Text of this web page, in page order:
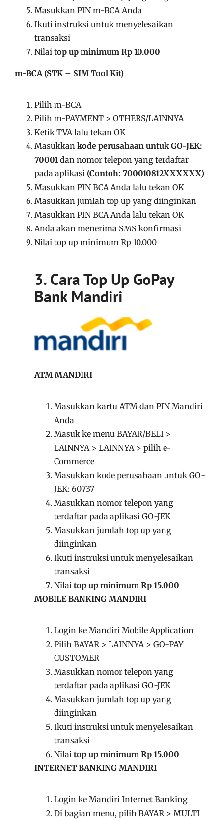
Masukkan PIN m-BCA Anda
Ikuti instruksi untuk menyelesaikan
transaksi
Nilai top up minimum Rp 10.000
m-BCA (STK – SIM Tool Kit)
Pilih m-BCA
Pilih m-PAYMENT > OTHERS/LAINNYA
Ketik TVA lalu tekan OK
Masukkan kode perusahaan untuk GO-JEK:
70001 dan nomor telepon yang terdaftar
pada aplikasi (Contoh: 700010812XXXXXX)
Masukkan PIN BCA Anda lalu tekan OK
Masukkan jumlah top up yang diinginkan
Masukkan PIN BCA Anda lalu tekan OK
Anda akan menerima SMS konfirmasi
Nilai top up minimum Rp 10.000
3. Cara Top Up GoPay
Bank Mandiri
ATM MANDIRI
Masukkan kartu ATM dan PIN Mandiri
Anda
Masuk ke menu BAYAR/BELI >
LAINNYA > LAINNYA > pilih e-
Commerce
Masukkan kode perusahaan untuk GO-
JEK: 60737
Masukkan nomor telepon yang
terdaftar pada aplikasi GO-JEK
Masukkan jumlah top up yang
diinginkan
Ikuti instruksi untuk menyelesaikan
transaksi
Nilai top up minimum Rp 15.000
MOBILE BANKING MANDIRI
Login ke Mandiri Mobile Application
Pilih BAYAR > LAINNYA > GO-PAY
CUSTOMER
Masukkan nomor telepon yang
terdaftar pada aplikasi GO-JEK
Masukkan jumlah top up yang
diinginkan
Ikuti instruksi untuk menyelesaikan
transaksi
Nilai top up minimum Rp 15.000
INTERNET BANKING MANDIRI
Login ke Mandiri Internet Banking
Di bagian menu, pilih BAYAR > MULTI